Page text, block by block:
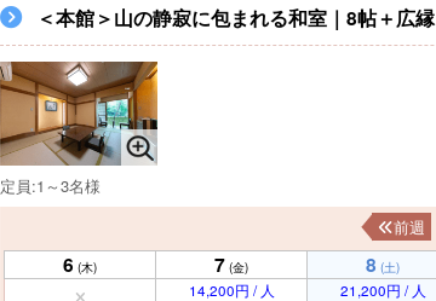
＜本館＞山の静寂に包まれる和室｜8帖＋広縁
定員:1～3名様
前週
6 (木) 7 (金) 8 (土)
14,200円 / 人 21,200円 / 人